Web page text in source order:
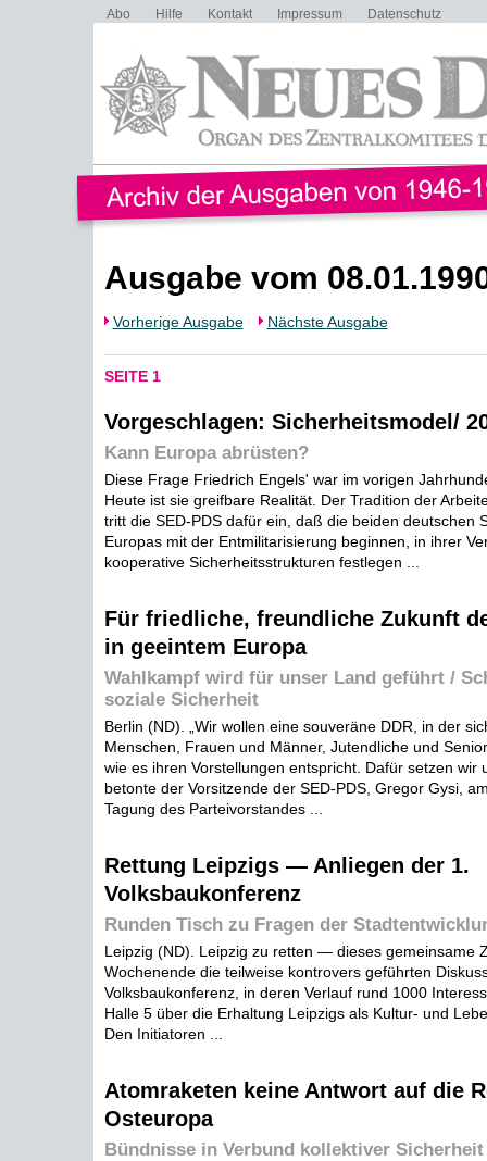
Abo Hilfe Kontakt Impressum Datenschutz
Ausgabe vom
Vorherige Ausgabe Nächste Ausgabe
SEITE 1
Vorgeschlagen: Sicherheitsmodel/
Kann Europa abrüsten?
Diese Frage Friedrich Engels' war im vorigen
Heute ist sie greifbare Realität. Der Tradition der
tritt die SED-PDS dafür ein, daß die beiden deutschen
Europas mit der Entmilitarisierung beginnen, in ihrer
kooperative Sicherheitsstrukturen festlegen ...
Für friedliche, freundliche Zukunft
in geeintem Europa
Wahlkampf wird für unser Land geführt /
soziale Sicherheit
Berlin (ND). „Wir wollen eine souveräne DDR, in der
Menschen, Frauen und Männer, Jutendliche und
wie es ihren Vorstellungen entspricht. Dafür setzen wir
betonte der Vorsitzende der SED-PDS, Gregor Gysi,
Tagung des Parteivorstandes ...
Rettung Leipzigs — Anliegen der 1.
Volksbaukonferenz
Runden Tisch zu Fragen der
Leipzig (ND). Leipzig zu retten — dieses gemeinsame
Wochenende die teilweise kontrovers geführten
Volksbaukonferenz, in deren Verlauf rund 1000
Halle 5 über die Erhaltung Leipzigs als Kultur- und
Den Initiatoren ...
Atomraketen keine Antwort auf die
Osteuropa
Bündnisse in Verbund kollektiver